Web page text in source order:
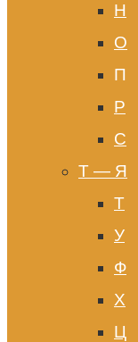
Н
О
П
Р
С
Т — Я
Т
У
Ф
Х
Ц